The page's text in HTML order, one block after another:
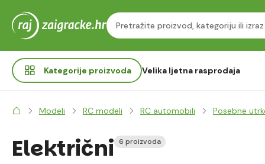
Kategorije proizvoda Velika ljetna rasprodaja
Modeli RC modeli RC automobili Posebne
Električni 6 proizvoda